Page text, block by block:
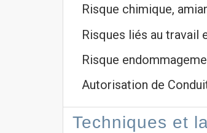
Risque chimique,
Risques liés au travail
Risque
Autorisation de
Techniques et